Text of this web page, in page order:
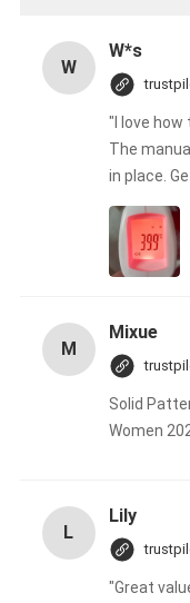
W
W*s
"I love how
The
in place.
M
Mixue
Solid
Women
L
Lily
"Great